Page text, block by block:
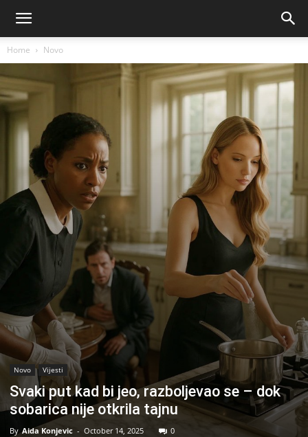
Home Novo
Novo Vijesti
Svaki put kad bi jeo, razboljevao se – dok
sobarica nije otkrila tajnu
By Aida Konjevic - October 14, 2025 0